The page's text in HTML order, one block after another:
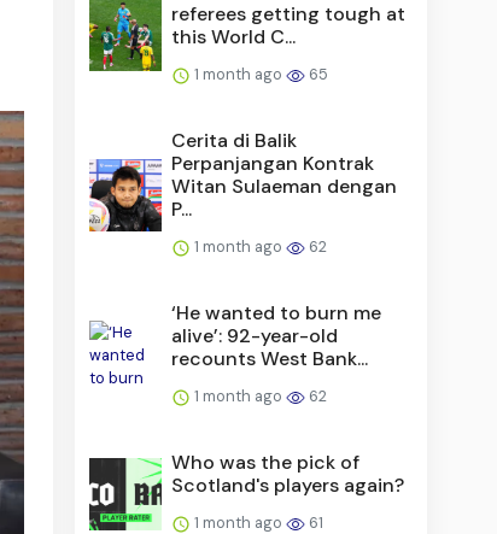
referees getting tough at
this World C...
1 month ago 65
Cerita di Balik
Perpanjangan Kontrak
Witan Sulaeman dengan
P...
1 month ago 62
‘He wanted to burn me
alive’: 92-year-old
recounts West Bank...
1 month ago 62
Who was the pick of
Scotland's players again?
1 month ago 61